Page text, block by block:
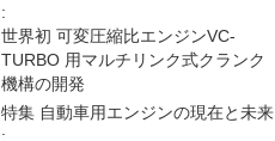
:
世界初 可変圧縮比エンジンVC-
TURBO 用マルチリンク式クランク
機構の開発
特集 自動車用エンジンの現在と未来
: